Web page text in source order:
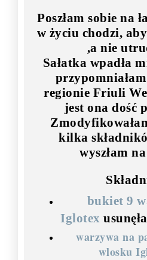
Poszłam sobie na
w życiu chodzi,
,a nie
Sałatka wpadła
regionie Friuli
jest ona dość
kilka
wyszłam
bukiet 9
Iglotex
warzywa na
wlosku